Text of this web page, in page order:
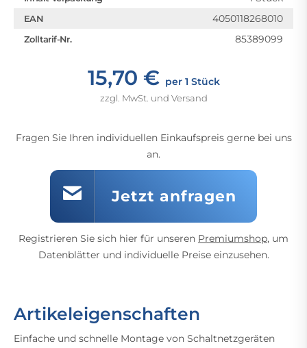
EAN 4050118268010
Zolltarif-Nr. 85389099
15,70 € per 1 Stück
zzgl. MwSt. und Versand
Fragen Sie Ihren individuellen Einkaufspreis gerne bei uns
an.
Jetzt anfragen
Registrieren Sie sich hier für unseren Premiumshop, um
Datenblätter und individuelle Preise einzusehen.
Artikeleigenschaften
Einfache und schnelle Montage von Schaltnetzgeräten